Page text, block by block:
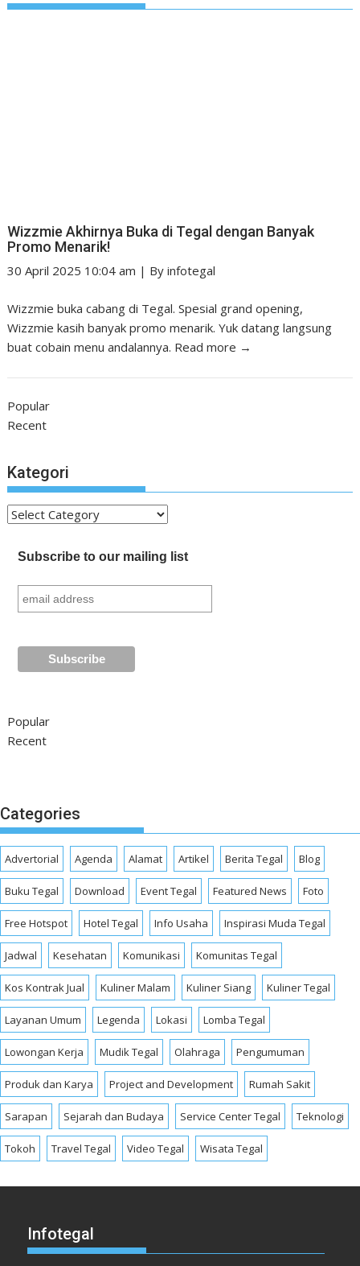
Wizzmie Akhirnya Buka di Tegal dengan Banyak
Promo Menarik!
30 April 2025 10:04 am | Byinfotegal
Wizzmie buka cabang di Tegal. Spesial grand opening,
Wizzmie kasih banyak promo menarik. Yuk datang langsung
buat cobain menu andalannya. Read more →
Popular
Recent
Kategori
Kategori
Subscribe to our mailing list
Popular
Recent
Categories
Advertorial Agenda Alamat Artikel Berita Tegal Blog
Buku Tegal Download Event Tegal Featured News Foto
Free Hotspot Hotel Tegal Info Usaha Inspirasi Muda Tegal
Jadwal Kesehatan Komunikasi Komunitas Tegal
Kos Kontrak Jual Kuliner Malam Kuliner Siang Kuliner Tegal
Layanan Umum Legenda Lokasi Lomba Tegal
Lowongan Kerja Mudik Tegal Olahraga Pengumuman
Produk dan Karya Project and Development Rumah Sakit
Sarapan Sejarah dan Budaya Service Center Tegal Teknologi
Tokoh Travel Tegal Video Tegal Wisata Tegal
Infotegal